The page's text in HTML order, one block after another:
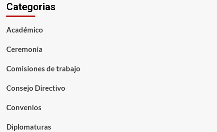
Categorias
Académico
Ceremonia
Comisiones de trabajo
Consejo Directivo
Convenios
Diplomaturas